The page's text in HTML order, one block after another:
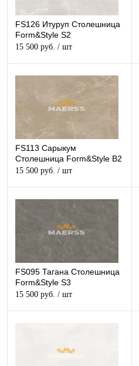
FS126 Итуруп Столешница
Form&Style S2
15 500 руб. / шт
FS113 Сарыкум
Столешница Form&Style B2
15 500 руб. / шт
FS095 Тагана Столешница
Form&Style S3
15 500 руб. / шт